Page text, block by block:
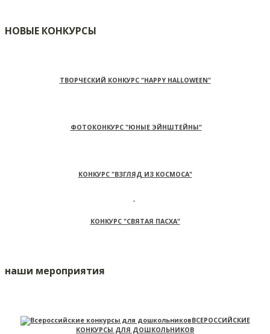
НОВЫЕ КОНКУРСЫ
ТВОРЧЕСКИЙ КОНКУРС "HAPPY HALLOWEEN"
ФОТОКОНКУРС "ЮНЫЕ ЭЙНШТЕЙНЫ"
КОНКУРС "ВЗГЛЯД ИЗ КОСМОСА"
КОНКУРС "СВЯТАЯ ПАСХА"
наши мероприятия
ВСЕРОССИЙСКИЕ
КОНКУРСЫ ДЛЯ ДОШКОЛЬНИКОВ